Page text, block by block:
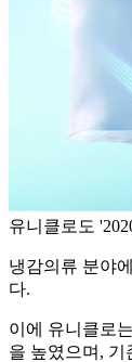
유니클로도
냉감의류 분야
다.
이에 유니클로
을 높였으며, 기